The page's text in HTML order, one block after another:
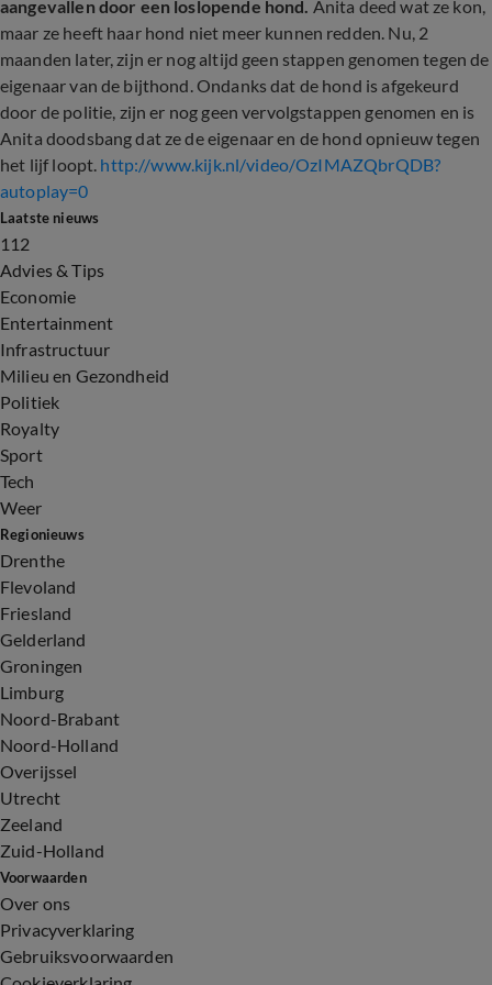
aangevallen door een loslopende hond. Anita deed wat ze kon,
maar ze heeft haar hond niet meer kunnen redden. Nu, 2
maanden later, zijn er nog altijd geen stappen genomen tegen de
eigenaar van de bijthond. Ondanks dat de hond is afgekeurd
door de politie, zijn er nog geen vervolgstappen genomen en is
Anita doodsbang dat ze de eigenaar en de hond opnieuw tegen
het lijf loopt. http://www.kijk.nl/video/OzIMAZQbrQDB?
autoplay=0
Laatste nieuws
112
Advies & Tips
Economie
Entertainment
Infrastructuur
Milieu en Gezondheid
Politiek
Royalty
Sport
Tech
Weer
Regionieuws
Drenthe
Flevoland
Friesland
Gelderland
Groningen
Limburg
Noord-Brabant
Noord-Holland
Overijssel
Utrecht
Zeeland
Zuid-Holland
Voorwaarden
Over ons
Privacyverklaring
Gebruiksvoorwaarden